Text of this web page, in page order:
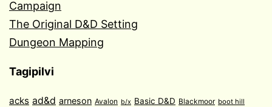
Campaign
The Original D&D Setting
Dungeon Mapping
Tagipilvi
acks ad&d arneson Avalon b/x Basic D&D Blackmoor boot hill